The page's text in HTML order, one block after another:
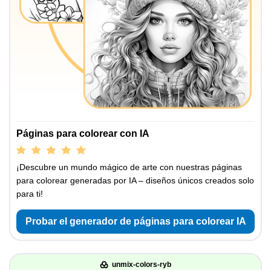
Páginas para colorear con IA
¡Descubre un mundo mágico de arte con nuestras páginas
para colorear generadas por IA – diseños únicos creados solo
para ti!
Probar el generador de páginas para colorear IA
unmix-colors-ryb